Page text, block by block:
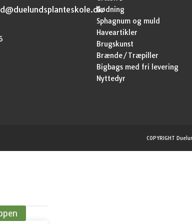
Gødning
Sphagnum og muld
Haveartikler
Brugskunst
Brænde/Træpiller
Bigbags med fri levering
Nyttedyr
COPYRIGHT